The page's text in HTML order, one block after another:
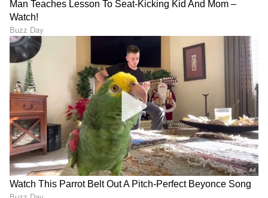
'ರೇಣುಕಾಸ್ವಾಮಿ ಕೇಸ್‌ ಬಗ್ಗೆ ಎಲ್ಲಾ
ಸತ್ಯ ಹೇಳ್ತಿನಿ' ದರ್ಶನ್ ಆಪ್ತ
ಸ್ನೇಹಿತ 14ನೇ ಆರೋಪಿ
ನ್ಯಾಯಾಲಯದಲ್ಲಿ ಅರ್ಜಿ!
ಪಿಯುಸಿ ಫೇಲ್, ಒಂದು ಹೊತ್ತು
ಊಟಕ್ಕೂ ಪರದಾಟ; ಇಂದು ₹23
ಲಕ್ಷ ಕಾರು ತಗೊಳ್ಳುವಷ್ಟು
ದುಡಿಯುತ್ತಿರುವ ಕನ್ನಡ
ಯೂಟ್ಯೂಬರ್ ತಾರೇಶ್-ಸ್ವಾತಿ
LATEST VIDEOS
"ರಾಜಕೀಯ ಬೇಡ, ಸಿನಿಮಾನೇ ಪ್ರಾಣ":
ಕನಕೋತ್ಸವದಲ್ಲಿ ರಿಷಬ್ ಶೆಟ್ಟಿ | Rishab
Shetty speech | Suvarna News
ಶೇ.50 ರಿಂದ ಶೇ.18 ಕ್ಕೆ TAX ಇಳಿಕೆ: ಮೋದಿ-